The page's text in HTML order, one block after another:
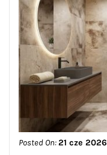
Posted On:21 cze 2026